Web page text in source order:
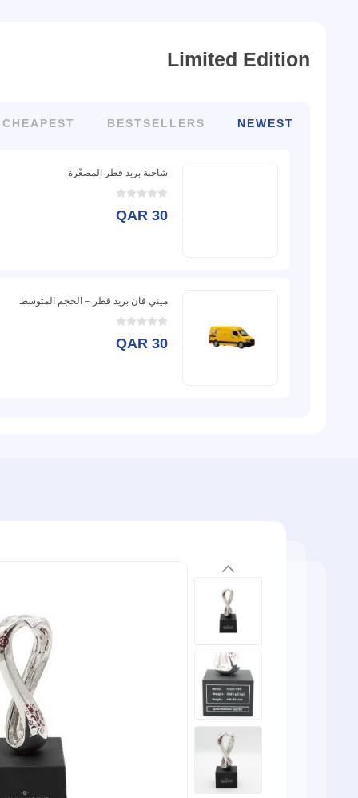
Limited Edition
NEWEST
BESTSELLERS
CHEAPEST
شاحنة بريد قطر المصغّرة
QAR 30
ميني فان بريد قطر – الحجم المتوسط
QAR 30